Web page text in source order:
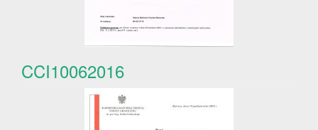
CCI10062016